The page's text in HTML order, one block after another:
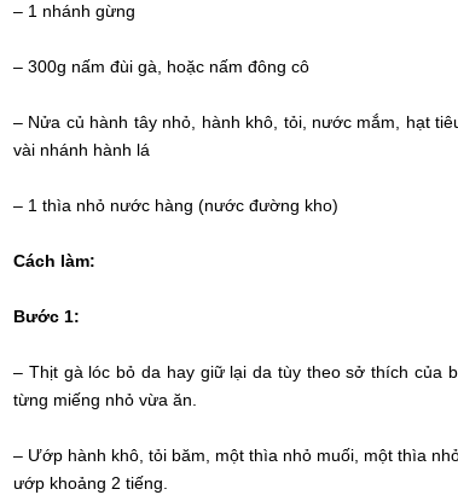
– 1 nhánh gừng
– 300g nấm đùi gà, hoặc nấm đông cô
– Nửa củ hành tây nhỏ, hành khô, tỏi, nước mắm, hạt
vài nhánh hành lá
– 1 thìa nhỏ nước hàng (nước đường kho)
Cách làm:
Bước 1:
– Thịt gà lóc bỏ da hay giữ lại da tùy theo sở thích của
từng miếng nhỏ vừa ăn.
– Ướp hành khô, tỏi băm, một thìa nhỏ muối, một thìa
ướp khoảng 2 tiếng.